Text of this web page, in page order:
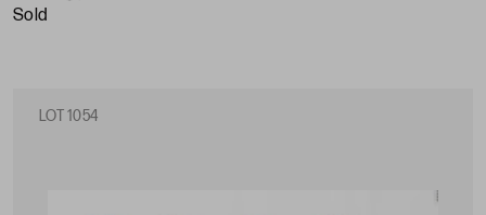
sold
LOT 1054